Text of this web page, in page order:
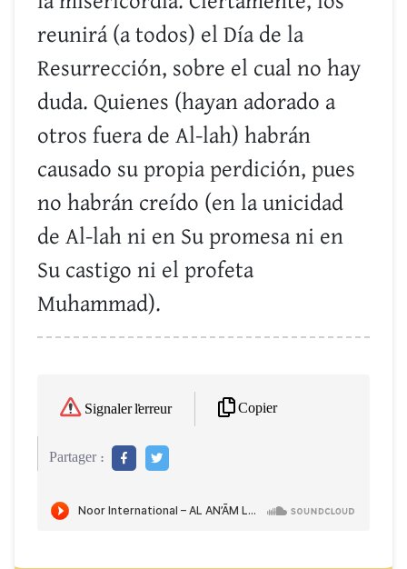
reunirá (a todos) el Día de la
Resurrección, sobre el cual no hay
duda. Quienes (hayan adorado a
otros fuera de Al-lah) habrán
causado su propia perdición, pues
no habrán creído (en la unicidad
de Al-lah ni en Su promesa ni en
Su castigo ni el profeta
Muhammad).
Signaler l'erreur Copier
Partager :